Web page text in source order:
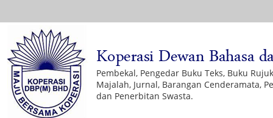
Pembekal, Pengedar Buku Teks, Buku
Majalah, Jurnal, Barangan Cenderamata,
dan Penerbitan Swasta.